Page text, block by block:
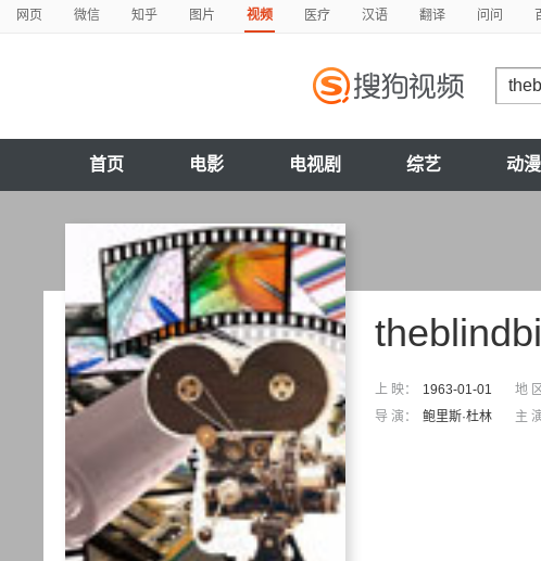
网页 微信 知乎 图片 视频 医疗 汉语 翻译 问问
首页 电影 电视剧 综艺 动漫
上 映： 1963-01-01 地
导 演：
鲍里斯·杜林 主